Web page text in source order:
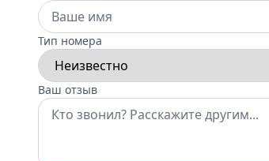
Тип номера
Ваш отзыв